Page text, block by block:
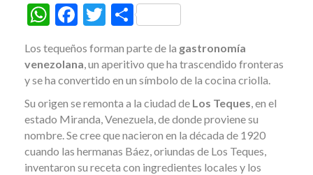
W
at
s
A
p
p
F
e
b
o
o
k
T
itt
er
C
m
p
ar
ti
r
Los tequeños forman parte de la gastronomía
venezolana, un aperitivo que ha trascendido fronteras
y se ha convertido en un símbolo de la cocina criolla.
Su origen se remonta a la ciudad de Los Teques, en el
estado Miranda, Venezuela, de donde proviene su
nombre. Se cree que nacieron en la década de 1920
cuando las hermanas Báez, oriundas de Los Teques,
inventaron su receta con ingredientes locales y los